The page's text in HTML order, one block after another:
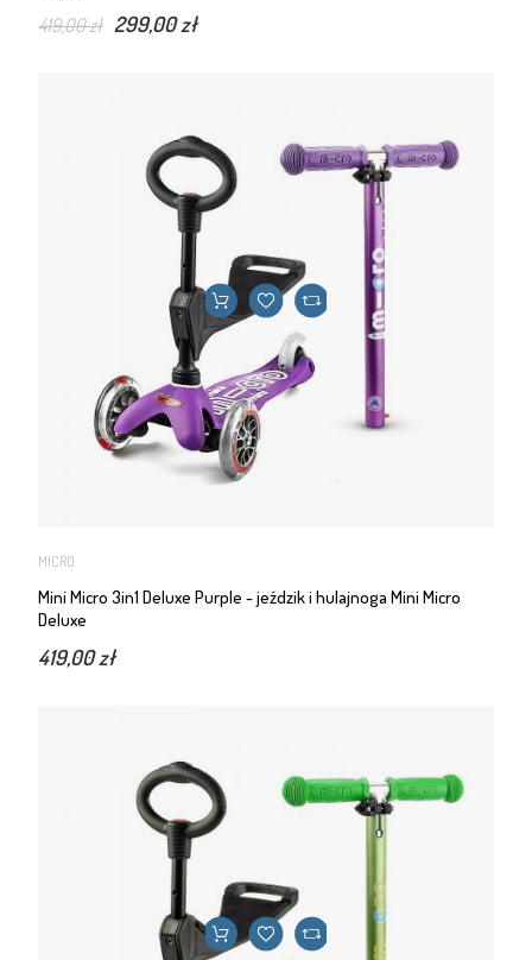
419,00 zł 299,00 zł
MICRO
Mini Micro 3in1 Deluxe Purple - jeździk i hulajnoga Mini Micro
Deluxe
419,00 zł